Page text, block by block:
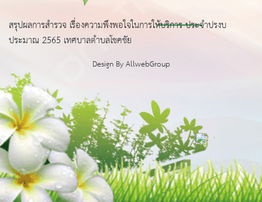
สรุปผลการสำรวจ เรื่องความพึงพอใจในการให้บริการ ประจำปรงบ
ประมาณ 2565 เทศบาลตำบลโชคชัย
Design ByAllwebGroup